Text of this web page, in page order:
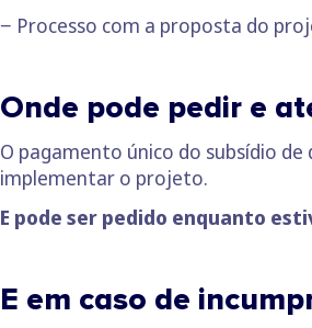
− Processo com a proposta do
Onde pode pedir e
O pagamento único do subsídio de
implementar o projeto.
E pode ser pedido enquanto
E em caso de